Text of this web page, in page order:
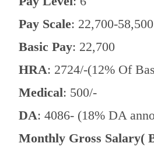
Pay Scale: 22,700-58,500
Basic Pay: 22,700
HRA: 2724/-(12% Of
Medical: 500/-
DA: 4086- (18% DA
Monthly Gross Salary(